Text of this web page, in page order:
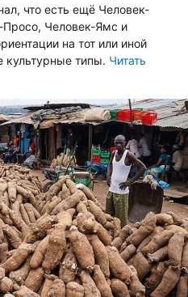
что есть ещё Человек-
Человек-Ямс и
на тот или иной
типы. Читать